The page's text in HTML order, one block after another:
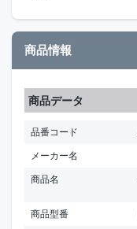
商品情報
商品データ
品番コード
メーカー名
商品名
商品型番